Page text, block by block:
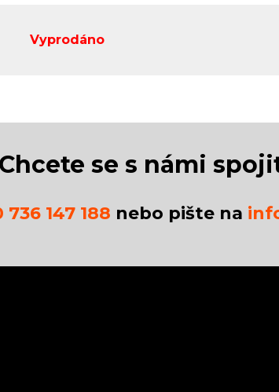
Vyprodáno
Chcete se s námi
736 147 188 nebo pište na